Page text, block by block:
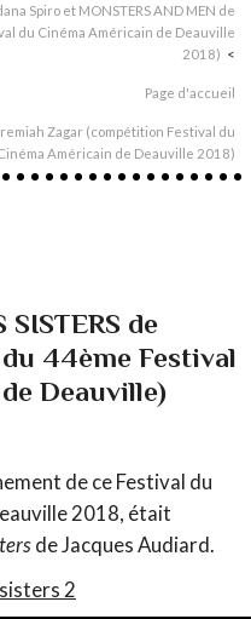
Spiro et MONSTERS AND MEN de
du Cinéma Américain de Deauville
2018)
Page d'accueil
Zagar (compétition Festival du
Américain de Deauville 2018)
de
44ème Festival
Deauville)
de ce Festival du
2018, était
de Jacques Audiard.